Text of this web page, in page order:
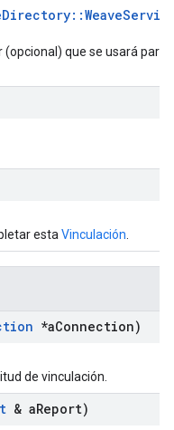
que se usará para
esta Vinculación
*aConnection)
de vinculación.
& aReport)